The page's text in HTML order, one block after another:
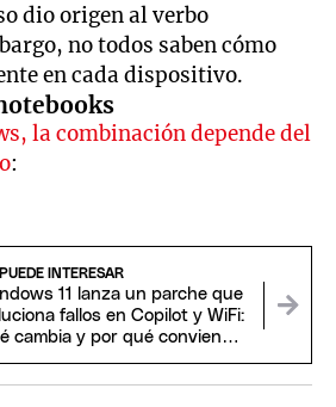
dio origen al verbo
no todos saben cómo
en cada dispositivo.
la combinación depende del
:
INTERESAR
11 lanza un parche que
fallos en Copilot y WiFi:
cambia y por qué conviene